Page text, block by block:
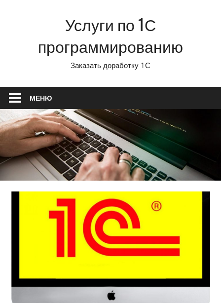
Услуги по 1С
программированию
Заказать доработку 1С
МЕНЮ